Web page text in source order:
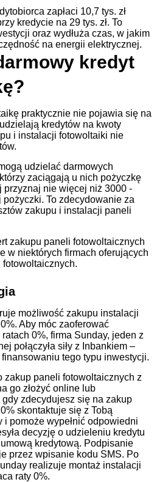
zapłaci 10,7 tys. zł
kredycie na 29 tys. zł. To
oraz wydłuża czas, w jakim
na energii elektrycznej.
kredyt
praktycznie nie pojawia się na
kredytów na kwoty
i instalacji fotowoltaiki nie
udzielać darmowych
zaciągają u nich pożyczkę
przyznaj nie więcej niż 3000 -
pożyczki. To zdecydowanie za
zakupu i instalacji paneli
zakupu paneli fotowoltaicznych
w niektórych firmach oferujących
możliwość zakupu instalacji
Aby móc zaoferować
0%, firma Sunday, jeden z
połączyła siły z Inbankiem –
tego typu inwestycji.
zakup paneli fotowoltaicznych z
go złożyć online lub
zdecydujesz się na zakup
skontaktuje się z Tobą
pomoże wypełnić odpowiedni
decyzję o udzieleniu kredytu
kredytową. Podpisanie
przez wpisanie kodu SMS. Po
realizuje montaż instalacji
raty 0%.